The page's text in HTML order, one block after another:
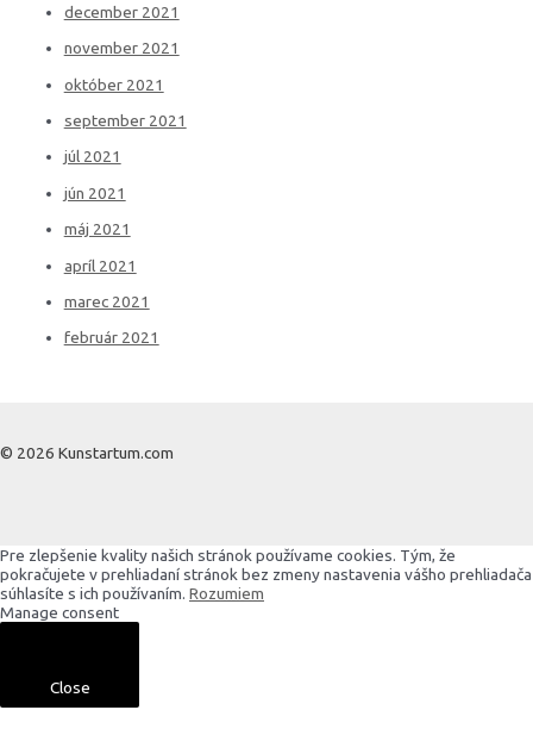
december 2021
november 2021
október 2021
september 2021
júl 2021
jún 2021
máj 2021
apríl 2021
marec 2021
február 2021
© 2026 Kunstartum.com
Pre zlepšenie kvality našich stránok používame cookies. Tým, že
pokračujete v prehliadaní stránok bez zmeny nastavenia vášho prehliadača
súhlasíte s ich používaním. Rozumiem
Manage consent
Close